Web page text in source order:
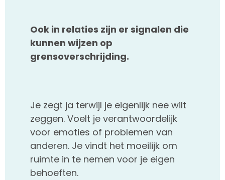
Ook in relaties zijn er signalen die
kunnen wijzen op
grensoverschrijding.
Je zegt ja terwijl je eigenlijk nee wilt
zeggen. Voelt je verantwoordelijk
voor emoties of problemen van
anderen. Je vindt het moeilijk om
ruimte in te nemen voor je eigen
behoeften.